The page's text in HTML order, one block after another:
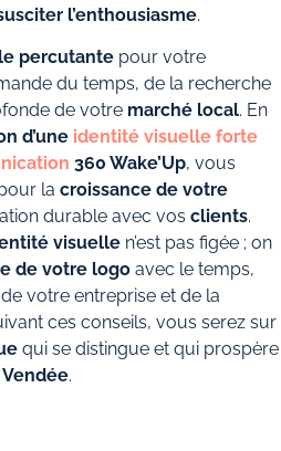
l’enthousiasme.
percutante pour votre
du temps, de la recherche
de votre marché local. En
d’une identité visuelle forte
360 Wake’Up, vous
la croissance de votre
durable avec vos clients.
visuelle n’est pas figée ; on
de votre logo avec le temps,
votre entreprise et de la
ces conseils, vous serez sur
qui se distingue et qui prospère
.